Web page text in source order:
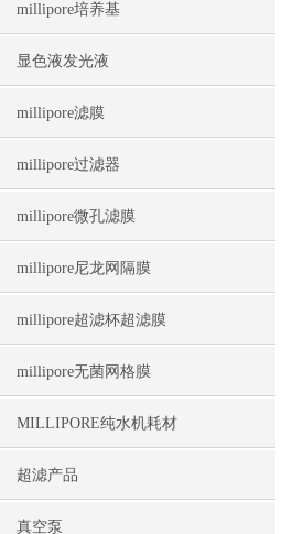
millipore培养基
显色液发光液
millipore滤膜
millipore过滤器
millipore微孔滤膜
millipore尼龙网隔膜
millipore超滤杯超滤膜
millipore无菌网格膜
MILLIPORE纯水机耗材
超滤产品
真空泵